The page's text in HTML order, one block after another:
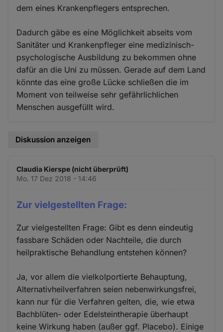
dem eines Krankenpflegers entsprechen.
Dadurch gäbe es eine Möglichkeit abseits vom
Sanitäter und Krankenpfleger eine medizinisch-
psychologische Ausbildung zu bekommen ohne
dafür an die Uni zu müssen. Gerade auf dem Land
könnte das eine große Lücke schließen die im
Moment von teilweise sehr gefährlichlichen
Menschen ausgefüllt wird.
Diskussion anzeigen
Claudia Kierspe (nicht überprüft)
Mo. 17 Dez 2018 - 14:46
Zur vielgestellten Frage:
Zur vielgestellten Frage: Gibt es denn eindeutig
fassbare Schäden oder Nachteile, die durch
heilpraktische Behandlung entstehen können?
Ja, vor allem die vielkolportierte Behauptung,
Alternativheilverfahren seien nebenwirkungsfrei,
kann nur für die Verfahren gelten, die, wie etwa
Bachblüten- oder Edelsteintherapie überhaupt
keine Wirkung haben (außer ggf. Placebo). Einige